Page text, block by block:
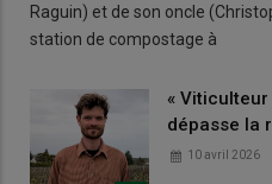
Raguin) et de son oncle
station de compostage à
«
dépasse la
10 avril 2026